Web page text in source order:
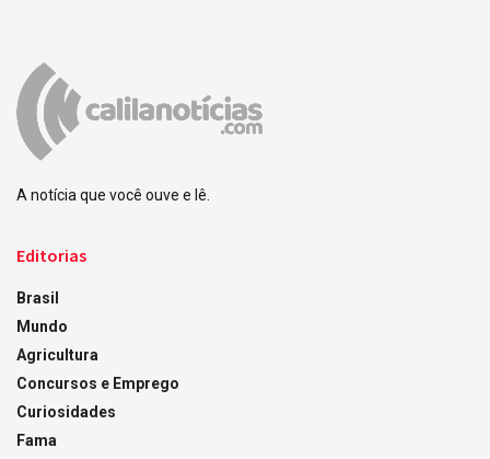
A notícia que você ouve e lê.
Editorias
Brasil
Mundo
Agricultura
Concursos e Emprego
Curiosidades
Fama